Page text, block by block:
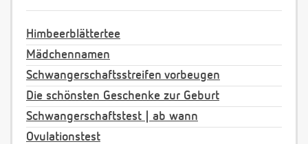
Himbeerblättertee
Mädchennamen
Schwangerschaftsstreifen vorbeugen
Die schönsten Geschenke zur Geburt
Schwangerschaftstest | ab wann
Ovulationstest